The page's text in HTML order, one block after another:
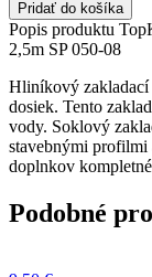
profil
soklový
zakladací
z
Al
50/0,8mm
2,5m
SP
050-
08
Pridať do košíka
Popis produktu
2,5m SP 050-08
Hliníkový zakladací
dosiek. Tento
vody. Soklový
stavebnými profilmi
doplnkov
Podobné